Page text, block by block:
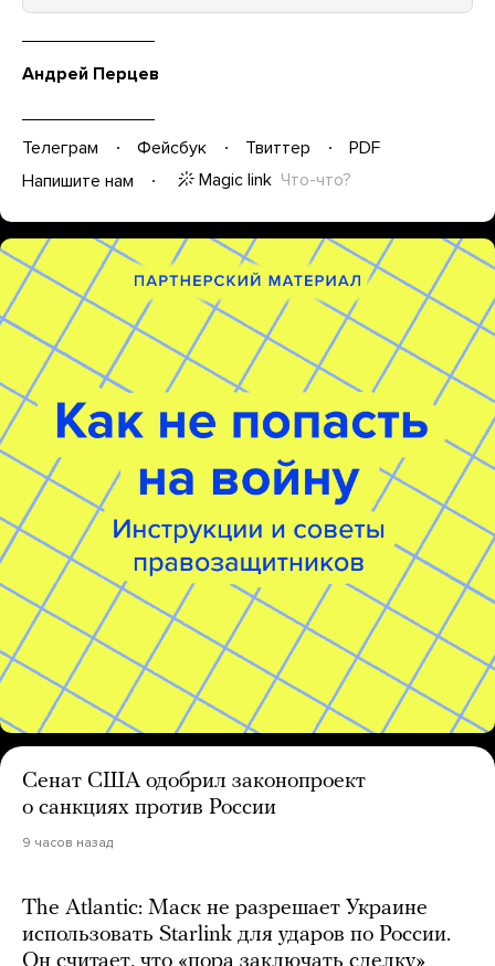
Андрей Перцев
Телеграм Фейсбук Твиттер
PDF
Напишите нам
Magic link Что-что?
Сенат США одобрил законопроект
о санкциях против России
9 часов назад
The Atlantic: Маск не разрешает Украине
использовать Starlink для ударов по России.